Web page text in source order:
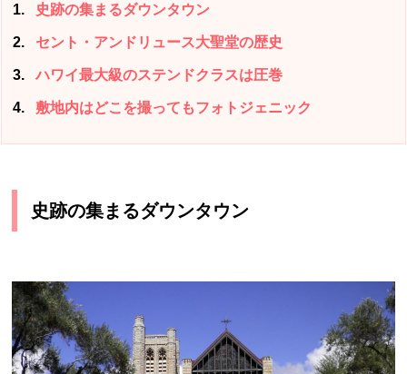
1 史跡の集まるダウンタウン
2 セント・アンドリュース大聖堂の歴史
3 ハワイ最大級のステンドクラスは圧巻
4 敷地内はどこを撮ってもフォトジェニック
史跡の集まるダウンタウン